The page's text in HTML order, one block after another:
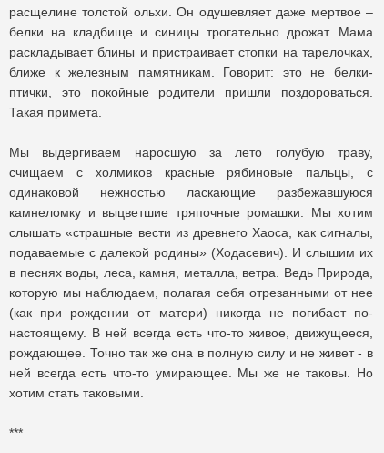
расщелине толстой ольхи. Он одушевляет даже мертвое –
белки на кладбище и синицы трогательно дрожат. Мама
раскладывает блины и пристраивает стопки на тарелочках,
ближе к железным памятникам. Говорит: это не белки-
птички, это покойные родители пришли поздороваться.
Такая примета.
Мы выдергиваем наросшую за лето голубую траву,
счищаем с холмиков красные рябиновые пальцы, с
одинаковой нежностью ласкающие разбежавшуюся
камнеломку и выцветшие тряпочные ромашки. Мы хотим
слышать «страшные вести из древнего Хаоса, как сигналы,
подаваемые с далекой родины» (Ходасевич). И слышим их
в песнях воды, леса, камня, металла, ветра. Ведь Природа,
которую мы наблюдаем, полагая себя отрезанными от нее
(как при рождении от матери) никогда не погибает по-
настоящему. В ней всегда есть что-то живое, движущееся,
рождающее. Точно так же она в полную силу и не живет - в
ней всегда есть что-то умирающее. Мы же не таковы. Но
хотим стать таковыми.
***